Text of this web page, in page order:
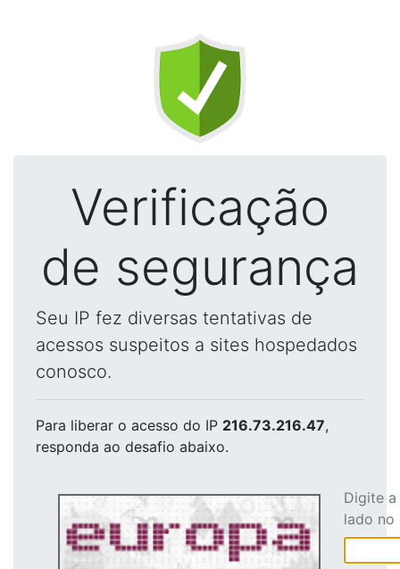
Verificação
de segurança
Seu IP fez diversas tentativas de
acessos suspeitos a sites hospedados
conosco.
Para liberar o acesso do IP 216.73.216.47,
responda ao desafio abaixo.
Digite
lado no